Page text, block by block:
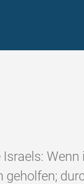
Wenn
geholfen;